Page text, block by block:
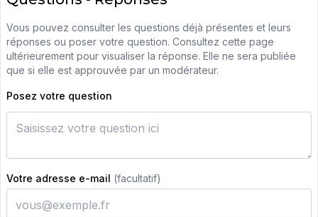
Vous pouvez consulter les questions déjà présentes et leurs
réponses ou poser votre question. Consultez cette page
ultérieurement pour visualiser la réponse. Elle ne sera publiée
que si elle est approuvée par un modérateur.
Posez votre question
Votre adresse e-mail (facultatif)